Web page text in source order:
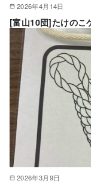
2026年4月14日
[富山10団]たけのこ
2026年3月9日